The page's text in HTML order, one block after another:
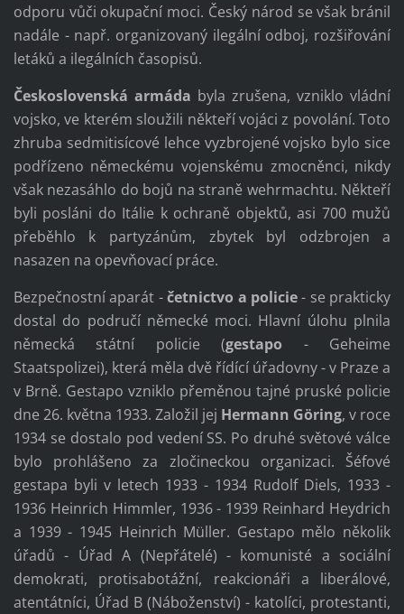
odporu vůči okupační moci. Český národ se však bránil
nadále - např. organizovaný ilegální odboj, rozšiřování
letáků a ilegálních časopisů.
Československá armáda byla zrušena, vzniklo vládní
vojsko, ve kterém sloužili někteří vojáci z povolání. Toto
zhruba sedmitisícové lehce vyzbrojené vojsko bylo sice
podřízeno německému vojenskému zmocněnci, nikdy
však nezasáhlo do bojů na straně wehrmachtu. Někteří
byli posláni do Itálie k ochraně objektů, asi 700 mužů
přeběhlo k partyzánům, zbytek byl odzbrojen a
nasazen na opevňovací práce.
Bezpečnostní aparát -četnictvo a policie- se prakticky
dostal do područí německé moci. Hlavní úlohu plnila
německá státní policie (gestapo - Geheime
Staatspolizei), která měla dvě řídící úřadovny - v Praze a
v Brně. Gestapo vzniklo přeměnou tajné pruské policie
dne 26. května 1933. Založil jej Hermann Göring, v roce
1934 se dostalo pod vedení SS. Po druhé světové válce
bylo prohlášeno za zločineckou organizaci. Šéfové
gestapa byli v letech 1933 - 1934 Rudolf Diels, 1933 -
1936 Heinrich Himmler, 1936 - 1939 Reinhard Heydrich
a 1939 - 1945 Heinrich Müller. Gestapo mělo několik
úřadů - Úřad A (Nepřátelé) - komunisté a sociální
demokrati, protisabotážní, reakcionáři a liberálové,
atentátníci, Úřad B (Náboženství) - katolíci, protestanti,